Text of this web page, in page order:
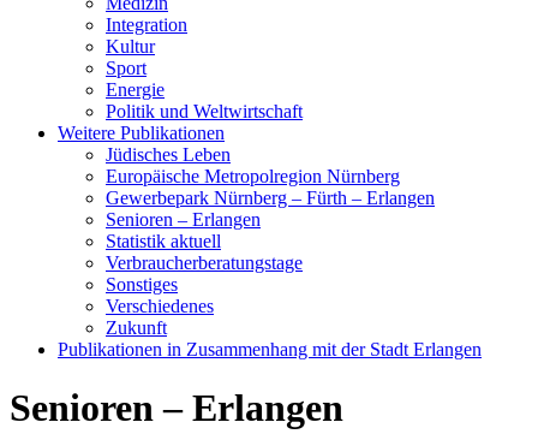
Integration
Kultur
Sport
Energie
Politik und Weltwirtschaft
Weitere Publikationen
Jüdisches Leben
Europäische Metropolregion Nürnberg
Gewerbepark Nürnberg – Fürth – Erlangen
Senioren – Erlangen
Statistik aktuell
Verbraucherberatungstage
Sonstiges
Verschiedenes
Zukunft
Publikationen in Zusammenhang mit der Stadt Erlangen
Senioren – Erlangen